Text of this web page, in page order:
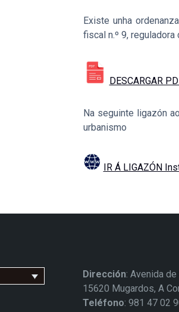
Existe unha
fiscal n.º 9,
DESCARGAR
Na seguinte ligazón
urbanismo
IR Á LIGAZÓN
Dirección: Avenida de
15620 Mugardos, A
Teléfono: 981 47 02